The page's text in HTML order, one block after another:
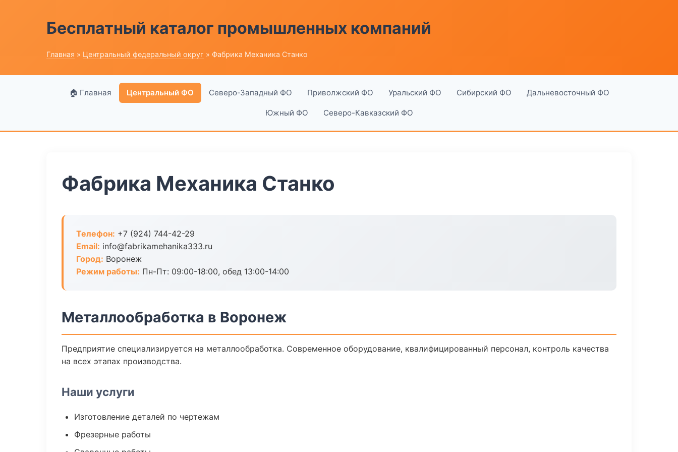
Бесплатный каталог промышленных компаний
Главная » Центральный федеральный округ » Фабрика Механика Станко
🏠 Главная Центральный ФО Северо-Западный ФО Приволжский ФО Уральский ФО Сибирский ФО Дальневосточный ФО
Южный ФО Северо-Кавказский ФО
Фабрика Механика Станко
Телефон: +7 (924) 744-42-29
Email: info@fabrikamehanika333.ru
Город: Воронеж
Режим работы: Пн-Пт: 09:00-18:00, обед 13:00-14:00
Металлообработка в Воронеж
Предприятие специализируется на металлообработка. Современное оборудование, квалифицированный персонал, контроль качества
на всех этапах производства.
Наши услуги
Изготовление деталей по чертежам
Фрезерные работы